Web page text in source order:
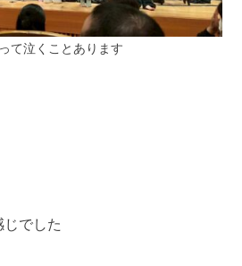
て泣くことあります
でした